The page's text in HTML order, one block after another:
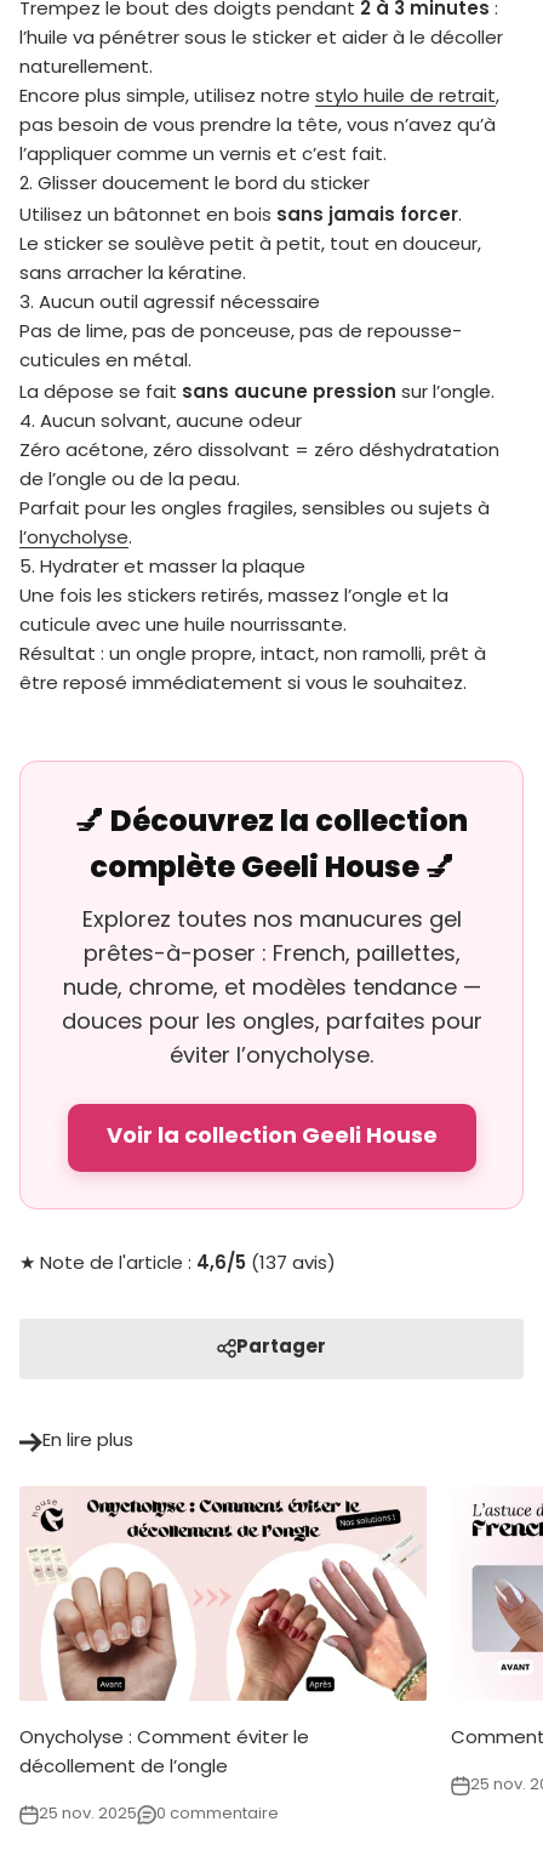
Trempez le bout des doigts pendant 2 à 3 minutes :
l’huile va pénétrer sous le sticker et aider à le décoller
naturellement.
Encore plus simple, utilisez notre stylo huile de retrait,
pas besoin de vous prendre la tête, vous n’avez qu’à
l’appliquer comme un vernis et c’est fait.
2. Glisser doucement le bord du sticker
Utilisez un bâtonnet en bois sans jamais forcer.
Le sticker se soulève petit à petit, tout en douceur,
sans arracher la kératine.
3. Aucun outil agressif nécessaire
Pas de lime, pas de ponceuse, pas de repousse-
cuticules en métal.
La dépose se fait sans aucune pression sur l’ongle.
4. Aucun solvant, aucune odeur
Zéro acétone, zéro dissolvant = zéro déshydratation
de l’ongle ou de la peau.
Parfait pour les ongles fragiles, sensibles ou sujets à
l’onycholyse.
5. Hydrater et masser la plaque
Une fois les stickers retirés, massez l’ongle et la
cuticule avec une huile nourrissante.
Résultat : un ongle propre, intact, non ramolli, prêt à
être reposé immédiatement si vous le souhaitez.
💅 Découvrez la collection
complète Geeli House 💅
Explorez toutes nos manucures gel
prêtes-à-poser : French, paillettes,
nude, chrome, et modèles tendance —
douces pour les ongles, parfaites pour
éviter l’onycholyse.
Voir la collection Geeli House
★ Note de l'article : 4,6/5 (137 avis)
Partager
En lire plus
Onycholyse : Comment éviter le
décollement de l’ongle
25 nov. 2025 0 commentaire
25 nov.